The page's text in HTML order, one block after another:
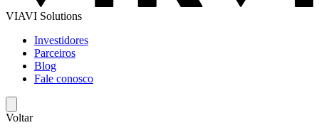
VIAVI Solutions
Investidores
Parceiros
Blog
Fale conosco
Voltar